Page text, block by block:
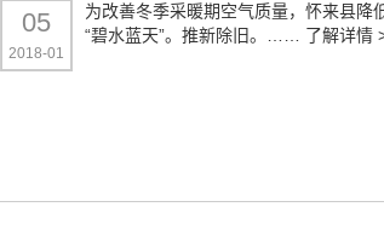
05
2018-01
为改善冬季采暖期空气质量，怀来县降
“碧水蓝天”。推新除旧。…… 了解详情